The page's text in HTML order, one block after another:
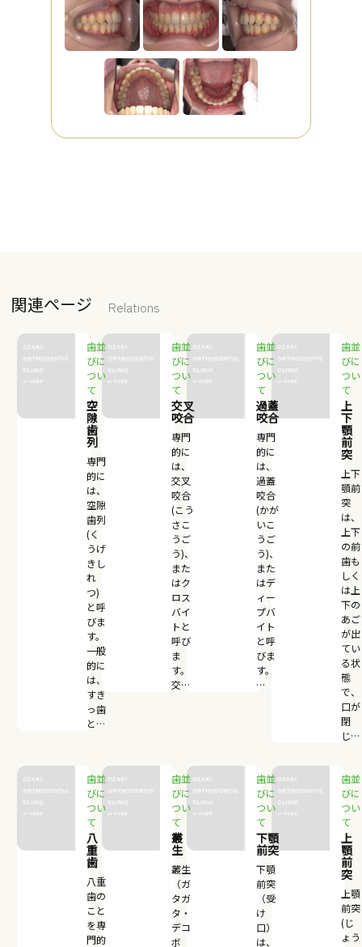
関連ページ Relations
歯並
びに
つい
て
空
隙
歯
列
専門
的に
は、
空隙
歯列
(く
うげ
きし
れ
つ)
と呼
びま
す。
一般
的に
は、
すき
っ歯
と…
歯並
びに
つい
て
交叉
咬合
専門
的に
は、
交叉
咬合
(こう
さこ
うご
う)、
また
はク
ロス
バイ
トと
呼び
ま
す。
交…
歯並
びに
つい
て
過蓋
咬合
専門
的に
は、
過蓋
咬合
(かが
いこ
うご
う)、
また
はデ
ィー
プバ
イト
と呼
びま
す。
…
歯並
びに
つい
て
上
下
顎
前
突
上下
顎前
突
は、
上下
の前
歯も
しく
は上
下の
あご
が出
てい
る状
態
で、
口が
閉
じ…
歯並
びに
つい
て
八
重
歯
八重
歯の
こと
を専
門的
歯並
びに
つい
て
叢
生
叢生
（ガ
タガ
タ・
デコ
ボ
歯並
びに
つい
て
下顎
前突
下顎
前突
（受
け
口）
は、
歯並
びに
つい
て
上
顎
前
突
上顎
前突
(じ
ょう